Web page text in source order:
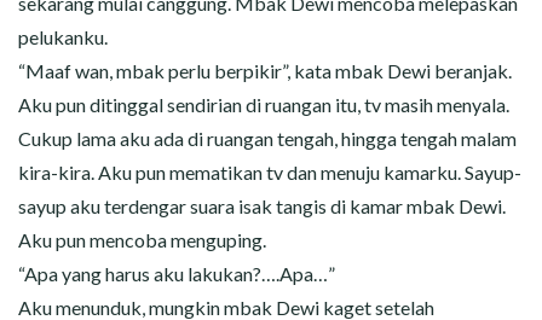
pelukanku.
“Maaf wan, mbak perlu berpikir”, kata mbak Dewi beranjak.
Aku pun ditinggal sendirian di ruangan itu, tv masih menyala.
Cukup lama aku ada di ruangan tengah, hingga tengah malam
kira-kira. Aku pun mematikan tv dan menuju kamarku. Sayup-
sayup aku terdengar suara isak tangis di kamar mbak Dewi.
Aku pun mencoba menguping.
“Apa yang harus aku lakukan?….Apa…”
Aku menunduk, mungkin mbak Dewi kaget setelah